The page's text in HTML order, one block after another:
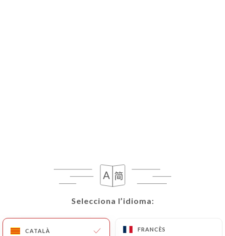
Selecciona l’idioma:
CATALÀ FRANCÈS
Selecciona l’idioma:
CATALÀ FRANCÈS